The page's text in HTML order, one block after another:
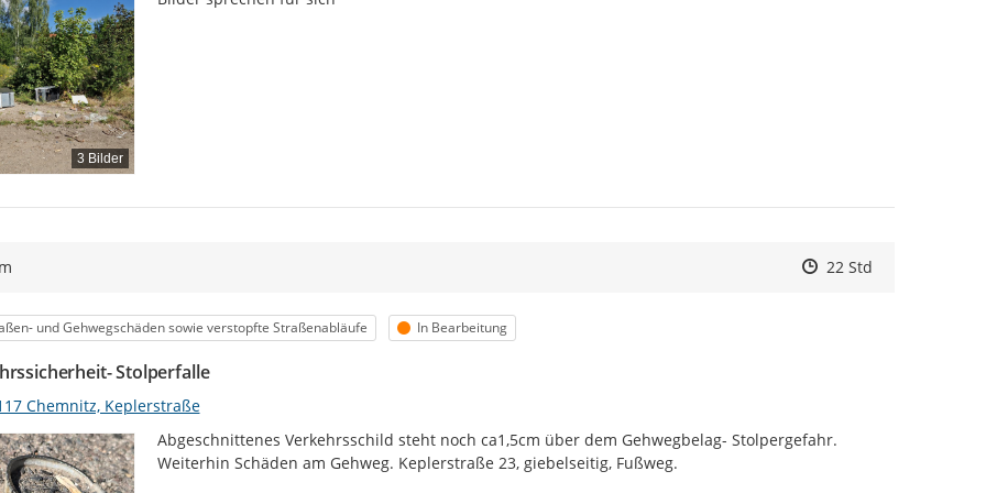
3 Bilder
Zeitpunkt des
Zeitpunkt des
22 StdZur Äußerung
und Gehwegschäden sowie verstopfte Straßenabläufe Status
In Bearbeitung
Stolperfalle
Chemnitz, Keplerstraße
Abgeschnittenes Verkehrsschild steht noch ca1,5cm über dem Gehwegbelag- Stolpergefahr.
Weiterhin Schäden am Gehweg. Keplerstraße 23, giebelseitig, Fußweg.